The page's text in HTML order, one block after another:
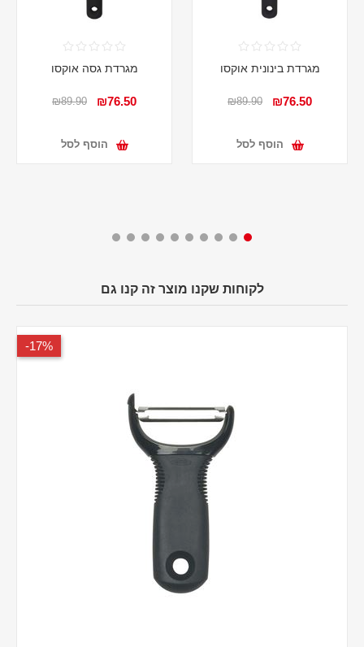
מגרדת בינונית אוקסו
₪76.50
₪89.90
הוסף לסל
מגרדת גסה אוקסו
₪76.50
₪89.90
הוסף לסל
לקוחות שקנו מוצר זה קנו גם
17%-